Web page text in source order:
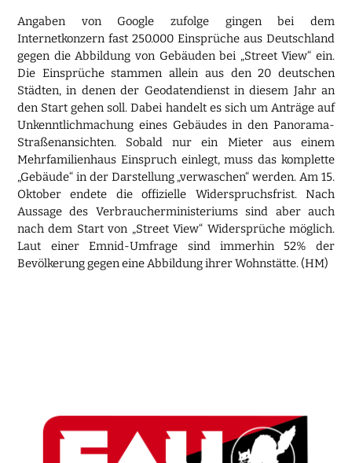
Angaben von Google zufolge gingen bei dem
Internetkonzern fast 250.000 Einsprüche aus Deutschland
gegen die Abbildung von Gebäuden bei „Street View“ ein.
Die Einsprüche stammen allein aus den 20 deutschen
Städten, in denen der Geodatendienst in diesem Jahr an
den Start gehen soll. Dabei handelt es sich um Anträge auf
Unkenntlichmachung eines Gebäudes in den Panorama-
Straßenansichten. Sobald nur ein Mieter aus einem
Mehrfamilienhaus Einspruch einlegt, muss das komplette
„Gebäude“ in der Darstellung „verwaschen“ werden. Am 15.
Oktober endete die offizielle Widerspruchsfrist. Nach
Aussage des Verbraucherministeriums sind aber auch
nach dem Start von „Street View“ Widersprüche möglich.
Laut einer Emnid-Umfrage sind immerhin 52% der
Bevölkerung gegen eine Abbildung ihrer Wohnstätte. (HM)